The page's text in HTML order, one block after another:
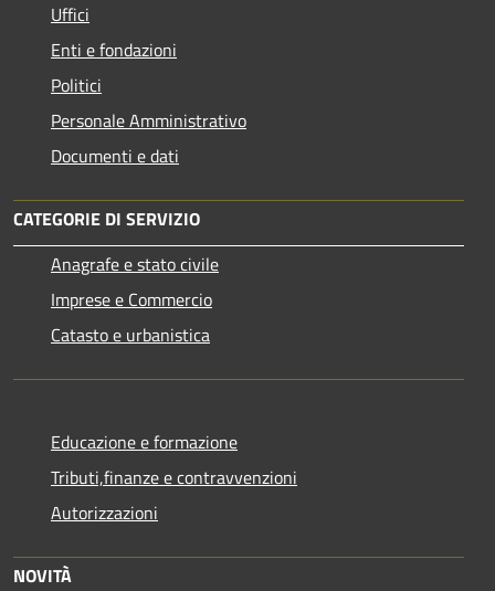
Uffici
Enti e fondazioni
Politici
Personale Amministrativo
Documenti e dati
CATEGORIE DI SERVIZIO
Anagrafe e stato civile
Imprese e Commercio
Catasto e urbanistica
Educazione e formazione
Tributi,finanze e contravvenzioni
Autorizzazioni
NOVITÀ